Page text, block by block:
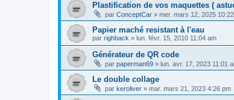
Plastification de vos maquettes (
par ConceptCar » mer. mars 12, 2025
Papier maché resistant à l'eau
par righback » lun. févr. 15, 2010 11:04 am
Générateur de QR code
par paperman69 » lun. avr. 17, 2023 11:01
Le double collage
par keroliver » mar. mars 21, 2023 4:26 pm